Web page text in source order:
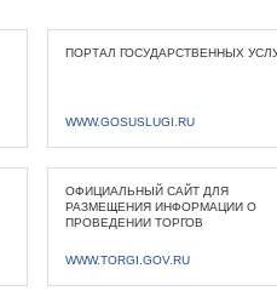
ПОРТАЛ ГОСУДАРСТВЕННЫХ
WWW.GOSUSLUGI.RU
ОФИЦИАЛЬНЫЙ САЙТ ДЛЯ
РАЗМЕЩЕНИЯ ИНФОРМАЦИИ О
ПРОВЕДЕНИИ ТОРГОВ
WWW.TORGI.GOV.RU